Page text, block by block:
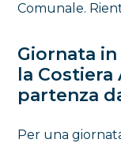
Comunale.
Giornata
la
partenza
Per una